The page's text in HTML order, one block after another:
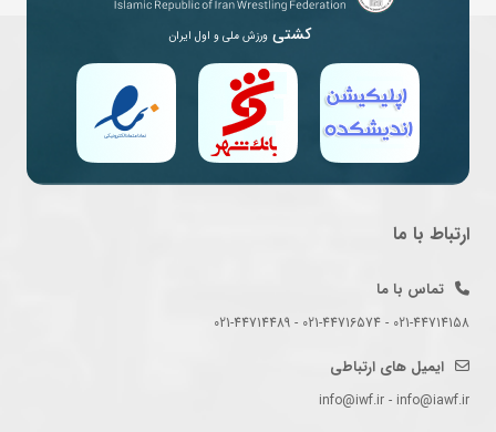
کشتی ورزش ملی و اول ایران
ارتباط با ما
تماس با ما
021-44714158 - 021-44716574 - 021-44714489
ایمیل های ارتباطی
info@iwf.ir - info@iawf.ir